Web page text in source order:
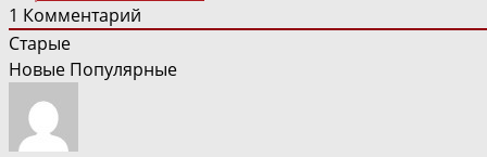
1 Комментарий
Старые
Новые Популярные